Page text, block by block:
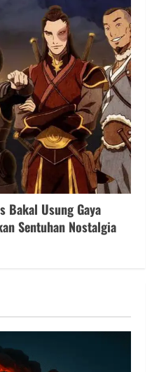
Bakal Usung Gaya
Sentuhan Nostalgia